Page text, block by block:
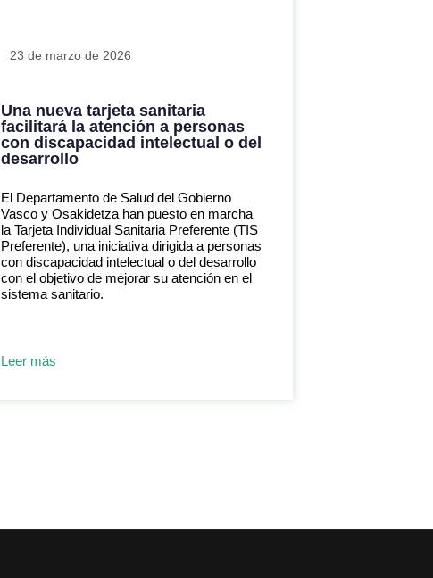
23 de marzo de 2026
Una nueva tarjeta sanitaria
facilitará la atención a personas
con discapacidad intelectual o del
desarrollo
El Departamento de Salud del Gobierno
Vasco y Osakidetza han puesto en marcha
la Tarjeta Individual Sanitaria Preferente (TIS
Preferente), una iniciativa dirigida a personas
con discapacidad intelectual o del desarrollo
con el objetivo de mejorar su atención en el
sistema sanitario.
Leer más